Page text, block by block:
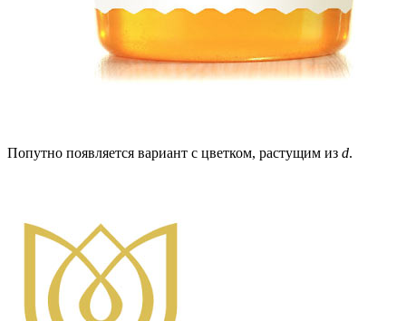
Попутно появляется вариант с цветком, растущим из d.